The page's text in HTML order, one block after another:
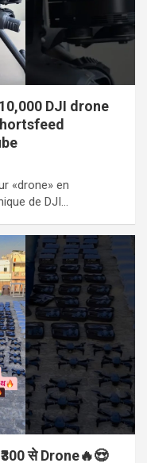
DJI drone
«drone» en
de DJI…
से Drone🔥😍